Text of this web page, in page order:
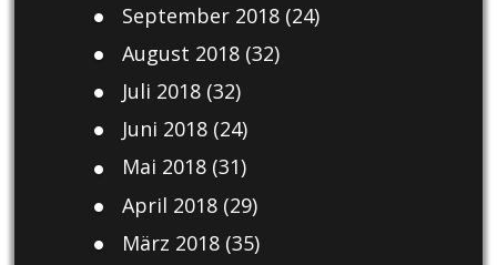
September 2018(24)
August 2018(32)
Juli 2018(32)
Juni 2018(24)
Mai 2018(31)
April 2018(29)
März 2018(35)